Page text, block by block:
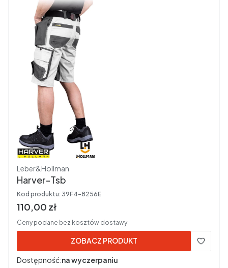
Producent
Leber&Hollman
Harver-Tsb
Kod produktu: 39F4-8256E
Cena brutto
110,00 zł
Ceny podane bez kosztów dostawy.
ZOBACZ PRODUKT
Dostępność:na wyczerpaniu